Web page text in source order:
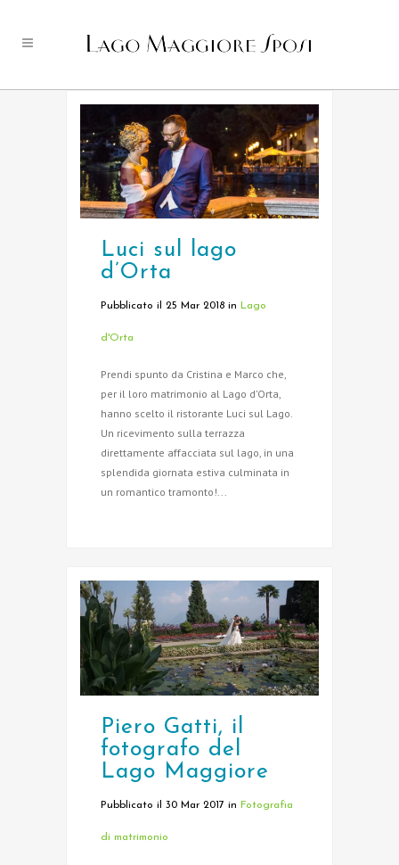
Luci sul lago
d’Orta
Pubblicato il 25 Mar 2018 in Lago
d'Orta
Prendi spunto da Cristina e Marco che,
per il loro matrimonio al Lago d’Orta,
hanno scelto il ristorante Luci sul Lago.
Un ricevimento sulla terrazza
direttamente affacciata sul lago, in una
splendida giornata estiva culminata in
un romantico tramonto!...
Piero Gatti, il
fotografo del
Lago Maggiore
Pubblicato il 30 Mar 2017 in Fotografia
di matrimonio